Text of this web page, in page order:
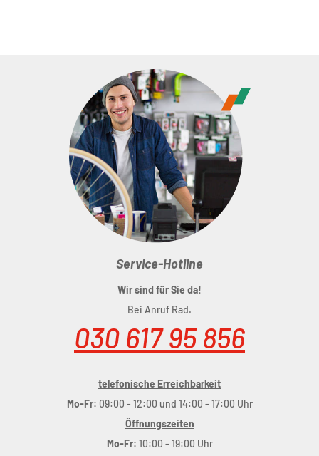
Service-Hotline
Wir sind für Sie da!
Bei Anruf Rad.
030 617 95 856
telefonische Erreichbarkeit
Mo-Fr: 09:00 - 12:00 und 14:00 - 17:00 Uhr
Öffnungszeiten
Mo-Fr: 10:00 - 19:00 Uhr